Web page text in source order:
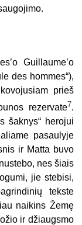
Guillaume’o
des hommes“),
prieš
rezervate7.
šaknys“ herojui
pasaulyje
ir Matta buvo
nes šiais
jie stebisi,
tekste
naikins Žemę
ir džiaugsmo